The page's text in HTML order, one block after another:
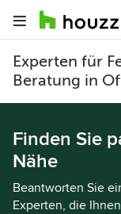
Experten für
Beratung in
Finden Sie
Nähe
Beantworten Sie
Experten, die